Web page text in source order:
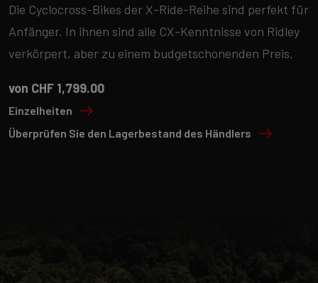
Die Cyclocross-Bikes der X-Ride-Reihe sind perfekt für
Anfänger. In ihnen sind alle CX-Kenntnisse von Ridley
verkörpert, aber zu einem budgetschonenden Preis.
von CHF 1,799.00
Einzelheiten
Überprüfen Sie den Lagerbestand des Händlers